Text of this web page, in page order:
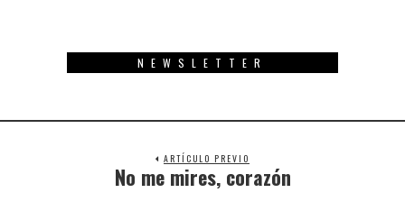
NEWSLETTER
ARTÍCULO PREVIO
Previous
post:
No me mires, corazón